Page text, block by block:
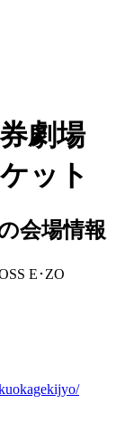
劇場
ット
会場情報
E･ZO